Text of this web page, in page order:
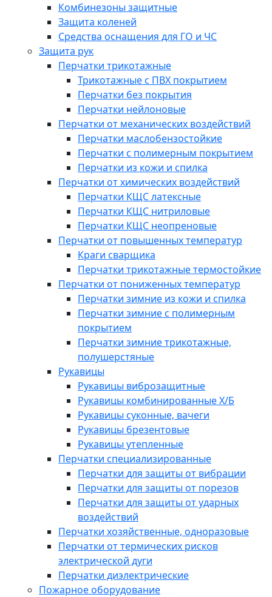
Комбинезоны защитные
Защита коленей
Средства оснащения для ГО и ЧС
Защита рук
Перчатки трикотажные
Трикотажные с ПВХ покрытием
Перчатки без покрытия
Перчатки нейлоновые
Перчатки от механических воздействий
Перчатки маслобензостойкие
Перчатки с полимерным покрытием
Перчатки из кожи и спилка
Перчатки от химических воздействий
Перчатки КЩС латексные
Перчатки КЩС нитриловые
Перчатки КЩС неопреновые
Перчатки от повышенных температур
Краги сварщика
Перчатки трикотажные термостойкие
Перчатки от пониженных температур
Перчатки зимние из кожи и спилка
Перчатки зимние с полимерным
покрытием
Перчатки зимние трикотажные,
полушерстяные
Рукавицы
Рукавицы виброзащитные
Рукавицы комбинированные Х/Б
Рукавицы суконные, вачеги
Рукавицы брезентовые
Рукавицы утепленные
Перчатки специализированные
Перчатки для защиты от вибрации
Перчатки для защиты от порезов
Перчатки для защиты от ударных
воздействий
Перчатки хозяйственные, одноразовые
Перчатки от термических рисков
электрической дуги
Перчатки диэлектрические
Пожарное оборудование